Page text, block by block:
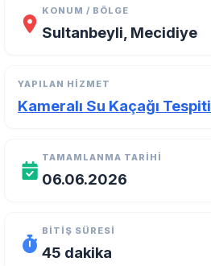
KONUM / BÖLGE
Sultanbeyli, Mecidiye
YAPILAN HIZMET
Kameralı Su Kaçağı Tespiti
TAMAMLANMA TARIHI
06.06.2026
BITIŞ SÜRESI
45 dakika